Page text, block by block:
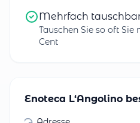
Mehrfach
Tauschen Sie so oft
Cent
Enoteca L‘Angolino